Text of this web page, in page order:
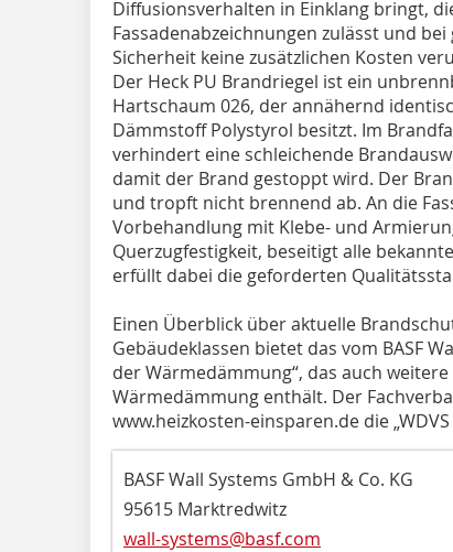
Diffusionsverhalten in Einklang bringt,
Fassadenabzeichnungen zulässt und
Sicherheit keine zusätzlichen Kosten
Der Heck PU Brandriegel ist ein
Hartschaum 026, der annähernd
Dämmstoff Polystyrol besitzt. Im
verhindert eine schleichende
damit der Brand gestoppt wird. Der
und tropft nicht brennend ab. An die
Vorbehandlung mit Klebe- und
Querzugfestigkeit, beseitigt alle
erfüllt dabei die geforderten
Einen Überblick über aktuelle
Gebäudeklassen bietet das vom BASF
der Wärmedämmung“, das auch
Wärmedämmung enthält. Der
www.heizkosten-einsparen.de die
BASF Wall Systems GmbH & Co. KG
95615 Marktredwitz
wall-systems@basf.com